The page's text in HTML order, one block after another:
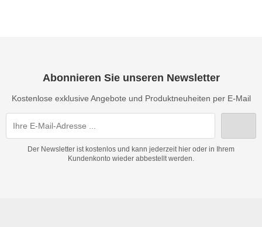
Abonnieren Sie unseren Newsletter
Kostenlose exklusive Angebote und Produktneuheiten per E-Mail
Der Newsletter ist kostenlos und kann jederzeit hier oder in Ihrem
Kundenkonto wieder abbestellt werden.